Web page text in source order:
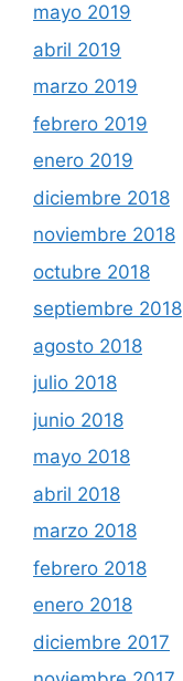
mayo 2019
abril 2019
marzo 2019
febrero 2019
enero 2019
diciembre 2018
noviembre 2018
octubre 2018
septiembre 2018
agosto 2018
julio 2018
junio 2018
mayo 2018
abril 2018
marzo 2018
febrero 2018
enero 2018
diciembre 2017